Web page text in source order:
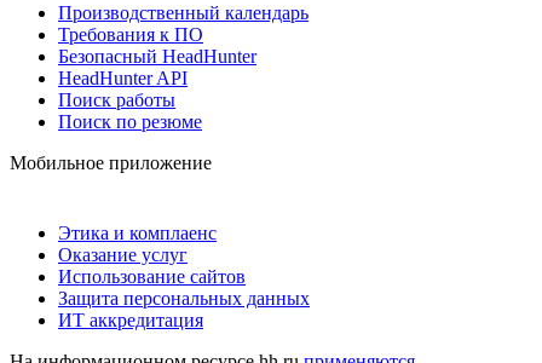
Производственный календарь
Требования к ПО
Безопасный HeadHunter
HeadHunter API
Поиск работы
Поиск по резюме
Мобильное приложение
Этика и комплаенс
Оказание услуг
Использование сайтов
Защита персональных данных
ИТ аккредитация